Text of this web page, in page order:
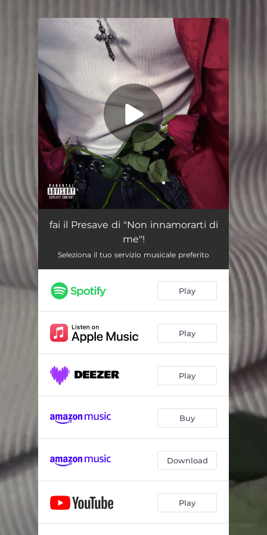
You're all set!
Non Innamorarti Di Me --
fai il Presave di "Non innamorarti di
me"!
Seleziona il tuo servizio musicale preferito
Play
Play
Play
Buy
Download
Play